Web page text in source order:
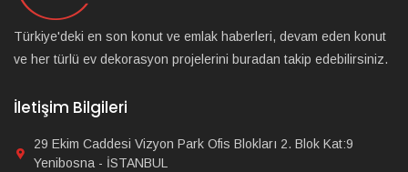
Türkiye'deki en son konut ve emlak haberleri, devam eden konut
ve her türlü ev dekorasyon projelerini buradan takip edebilirsiniz.
İletişim Bilgileri
29 Ekim Caddesi Vizyon Park Ofis Blokları 2. Blok Kat:9
Yenibosna - İSTANBUL